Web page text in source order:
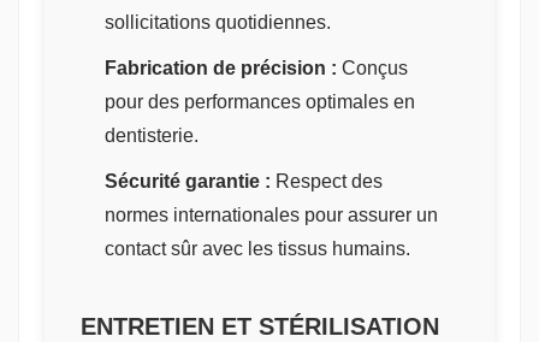
sollicitations quotidiennes.
Fabrication de précision : Conçus
pour des performances optimales en
dentisterie.
Sécurité garantie : Respect des
normes internationales pour assurer un
contact sûr avec les tissus humains.
ENTRETIEN ET STÉRILISATION